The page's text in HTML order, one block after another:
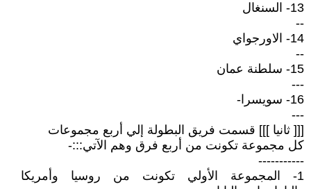
13- السنغال
--
14- الاورجواي
--
15- سلطنة عمان
---
16- سويسرا-
---
[[[ ثانيا ]]] قسمت فريق البطولة إلي أربع مجموعات
كل مجموعة تكونت من أربع فرق وهم الآتي:::-
-----------
1- المجموعة الأولي تكونت من روسيا وأمريكا